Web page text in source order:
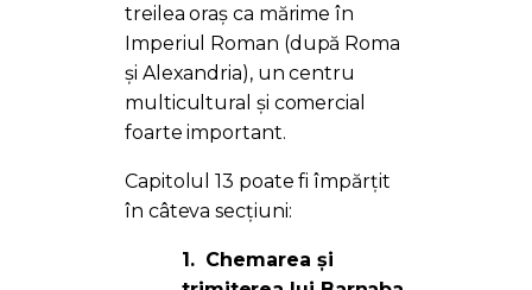
treilea oraș ca mărime în
Imperiul Roman (după Roma
și Alexandria), un centru
multicultural și comercial
foarte important.
Capitolul 13 poate fi împărțit
în câteva secțiuni:
1. Chemarea și